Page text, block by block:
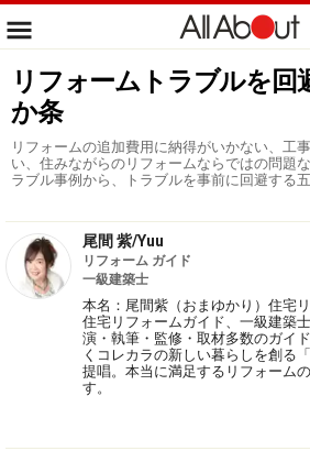
リフォームトラブルを回
か条
リフォームの追加費用に納得がいかない、工
い、住みながらのリフォームならではの問題
ラブル事例から、トラブルを事前に回避する
尾間 紫/Yuu
リフォーム ガイド
一級建築士
本名：尾間紫（おまゆかり）住宅
住宅リフォームガイド、一級建築
演・執筆・監修・取材多数のガイ
くコレカラの新しい暮らしを創る
提唱。本当に満足するリフォーム
す。